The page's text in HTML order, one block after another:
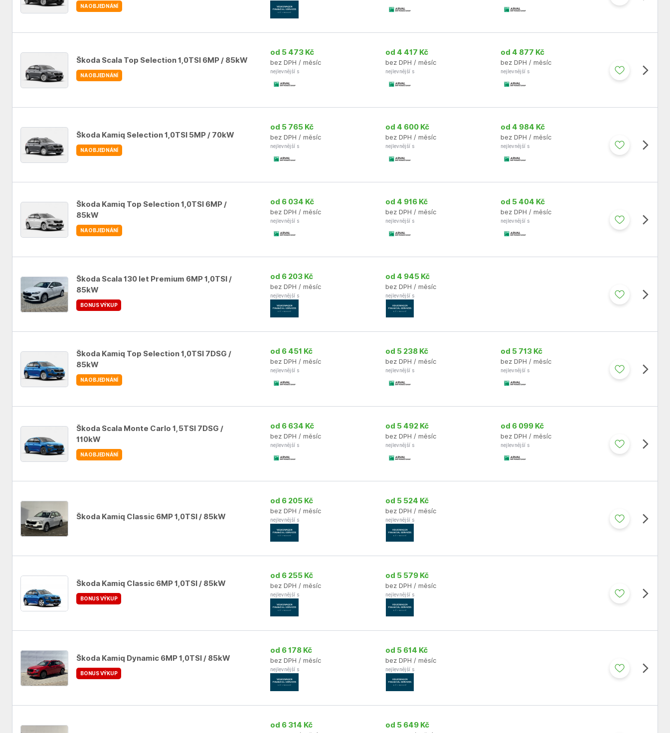
NA OBJEDNÁNÍ
Škoda Scala Top Selection 1,0TSI 6MP / 85kW
NA OBJEDNÁNÍ
od 5 473 Kč
bez DPH / měsíc
nejlevnější s
od 4 417 Kč
bez DPH / měsíc
nejlevnější s
od 4 877 Kč
bez DPH / měsíc
nejlevnější s
Škoda Kamiq Selection 1,0TSI 5MP / 70kW
NA OBJEDNÁNÍ
od 5 765 Kč
bez DPH / měsíc
nejlevnější s
od 4 600 Kč
bez DPH / měsíc
nejlevnější s
od 4 984 Kč
bez DPH / měsíc
nejlevnější s
Škoda Kamiq Top Selection 1,0TSI 6MP /
85kW
NA OBJEDNÁNÍ
od 6 034 Kč
bez DPH / měsíc
nejlevnější s
od 4 916 Kč
bez DPH / měsíc
nejlevnější s
od 5 404 Kč
bez DPH / měsíc
nejlevnější s
Škoda Scala 130 let Premium 6MP 1,0TSI /
85kW
BONUS VÝKUP
od 6 203 Kč
bez DPH / měsíc
nejlevnější s
od 4 945 Kč
bez DPH / měsíc
nejlevnější s
Škoda Kamiq Top Selection 1,0TSI 7DSG /
85kW
NA OBJEDNÁNÍ
od 6 451 Kč
bez DPH / měsíc
nejlevnější s
od 5 238 Kč
bez DPH / měsíc
nejlevnější s
od 5 713 Kč
bez DPH / měsíc
nejlevnější s
Škoda Scala Monte Carlo 1,5TSI 7DSG /
110kW
NA OBJEDNÁNÍ
od 6 634 Kč
bez DPH / měsíc
nejlevnější s
od 5 492 Kč
bez DPH / měsíc
nejlevnější s
od 6 099 Kč
bez DPH / měsíc
nejlevnější s
Škoda Kamiq Classic 6MP 1,0TSI / 85kW
od 6 205 Kč
bez DPH / měsíc
nejlevnější s
od 5 524 Kč
bez DPH / měsíc
nejlevnější s
Škoda Kamiq Classic 6MP 1,0TSI / 85kW
BONUS VÝKUP
od 6 255 Kč
bez DPH / měsíc
nejlevnější s
od 5 579 Kč
bez DPH / měsíc
nejlevnější s
Škoda Kamiq Dynamic 6MP 1,0TSI / 85kW
BONUS VÝKUP
od 6 178 Kč
bez DPH / měsíc
nejlevnější s
od 5 614 Kč
bez DPH / měsíc
nejlevnější s
od 6 314 Kč od 5 649 Kč